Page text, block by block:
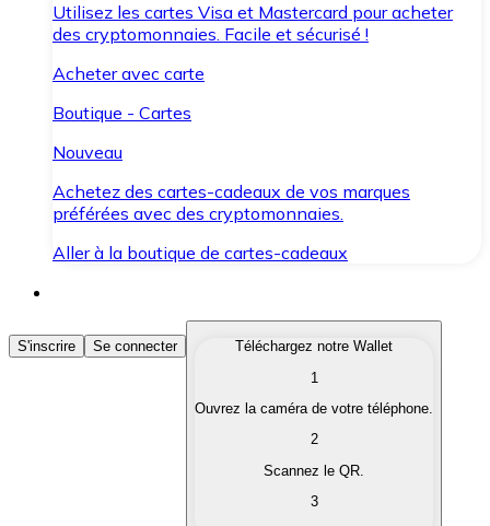
Utilisez les cartes Visa et Mastercard pour acheter
des cryptomonnaies. Facile et sécurisé !
Acheter avec carte
Boutique - Cartes
Nouveau
Achetez des cartes-cadeaux de vos marques
préférées avec des cryptomonnaies.
Aller à la boutique de cartes-cadeaux
Acheter des Cryptomonnaies
Achetez les cryptomonnaies qui vous intéressent
Convertissez vos cryptomonnaies en monnaie
S'inscrire Se connecter
Téléchargez notre Wallet
1
Ouvrez la caméra de votre téléphone.
2
Scannez le QR.
3